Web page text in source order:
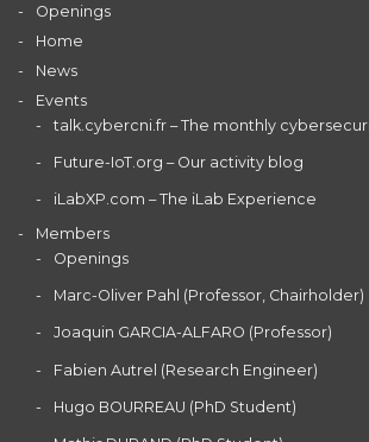
Openings
Home
News
Events
talk.cybercni.fr – The monthly
Future-IoT.org – Our activity blog
iLabXP.com – The iLab Experience
Members
Openings
Marc-Oliver Pahl (Professor, Chairholder)
Joaquin GARCIA-ALFARO (Professor)
Fabien Autrel (Research Engineer)
Hugo BOURREAU (PhD Student)